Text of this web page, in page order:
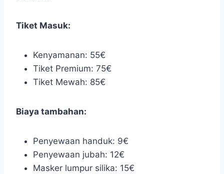
Tiket Masuk:
Kenyamanan: 55€
Tiket Premium: 75€
Tiket Mewah: 85€
Biaya tambahan:
Penyewaan handuk: 9€
Penyewaan jubah: 12€
Masker lumpur silika: 15€